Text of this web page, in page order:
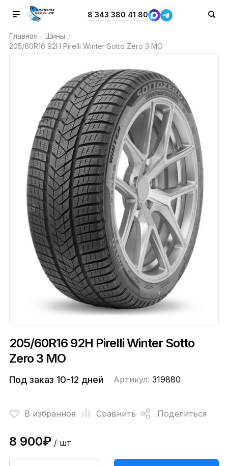
8 343 380 41 80
Главная / Шины /
205/60R16 92H Pirelli Winter Sotto Zero 3 MO
205/60R16 92H Pirelli Winter Sotto
Zero 3 MO
Под заказ 10-12 дней Артикул: 319880
В избранное Сравнить Поделиться
8 900₽/ шт